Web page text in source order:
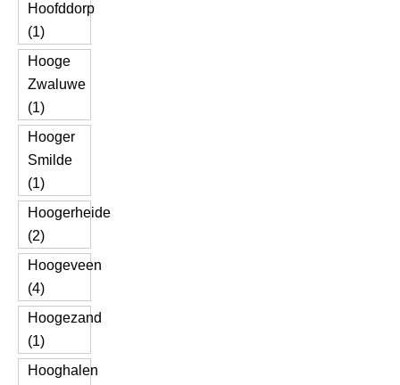
Hoofddorp
(1)
Hooge
Zwaluwe
(1)
Hooger
Smilde
(1)
Hoogerheide
(2)
Hoogeveen
(4)
Hoogezand
(1)
Hooghalen